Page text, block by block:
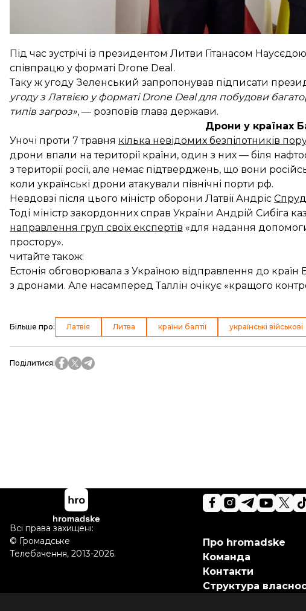
Під час зустрічі із президентом Литви Гітанасом
співпрацю у форматі Drone Deal.
Таку ж угоду Зеленський запропонував підписати
угоду з Латвією у форматі Drone Deal для побудови
типів загроз», — розповів глава держави.
Дрони у країнах
Уночі проти 7 травня кілька невідомих безпілотників
дрони впали на території країни, один з них — біля
з території росії, але немає підтверджень, що вони
коли українські дрони атакували північні порти рф.
Невдовзі після цього міністр оборони Латвії Андріс
Тоді міністр закордонних справ України Андрій Сибіга
направлення груп своїх експертів «для надання
простору».
читайте також:
Естонія обговорювала з Україною відправлення до країн
з дронами. Але насамперед Таллін очікує «кращого
Більше про: Латвія Литва країни балтії українські військові
Поділитися:
Про hromadske
Команда
Контакти
Структура
Всі права захищені:
© Громадське
Телебачення, 2013-2026.